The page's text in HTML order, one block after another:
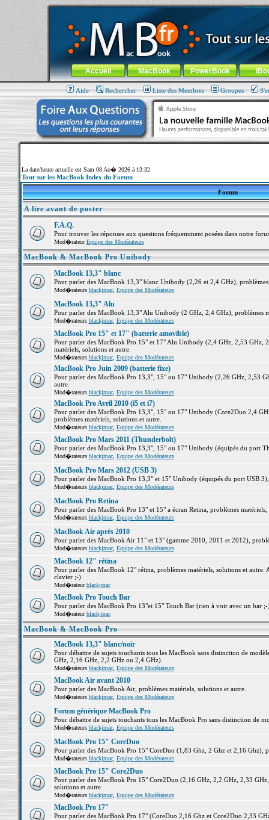
MacBook-fr.com : 100% Apple... 100% nomade !
Aller au contenu-Aller au menu général-Aller au menu de
Menu général
Accueil MacBook PowerBook
Aide Rechercher Liste des Membres Groupes
La date/heure actuelle est Sam 08 Ao� 2026 à 13:32
Tout sur les MacBook Index du Forum
Forum
A lire avant de poster
F.A.Q.
Pour trouver les réponses aux questions fréquemment posées dans notre
Mod�rateurEquipe des Modérateurs
MacBook & MacBook Pro Unibody
MacBook 13,3" blanc
Pour parler des MacBook 13,3" blanc Unibody (2,26 et 2,4 GHz),
Mod�rateurs blackjmac, Equipe des Modérateurs
MacBook 13,3" Alu
Pour parler des MacBook 13,3" Alu Unibody (2 GHz, 2,4 GHz), problèmes
Mod�rateurs blackjmac, Equipe des Modérateurs
MacBook Pro 15" et 17" (batterie amovible)
Pour parler des MacBook Pro 15" et 17" Alu Unibody (2,4 GHz, 2,53 GHz,
matériels, solutions et autre.
Mod�rateurs blackjmac, Equipe des Modérateurs
MacBook Pro Juin 2009 (batterie fixe)
Pour parler des MacBook Pro 13,3", 15" ou 17" Unibody (2,26 GHz, 2,53
autre.
Mod�rateurs blackjmac, Equipe des Modérateurs
MacBook Pro Avril 2010 (i5 et i7)
Pour parler des MacBook Pro 13,3", 15" ou 17" Unibody (Core2Duo 2,4
problèmes matériels, solutions et autre.
Mod�rateurs blackjmac, Equipe des Modérateurs
MacBook Pro Mars 2011 (Thunderbolt)
Pour parler des MacBook Pro 13,3", 15" ou 17" Unibody (équipés du port
Mod�rateurs blackjmac, Equipe des Modérateurs
MacBook Pro Mars 2012 (USB 3)
Pour parler des MacBook Pro 13,3" et 15" Unibody (équipés du port USB
Mod�rateurs blackjmac, Equipe des Modérateurs
MacBook Pro Retina
Pour parler des MacBook Pro 13" et 15" a écran Retina, problèmes matériels,
Mod�rateurs blackjmac, Equipe des Modérateurs
MacBook Air après 2010
Pour parler des MacBook Air 11" et 13" (gamme 2010, 2011 et 2012),
Mod�rateurs blackjmac, Equipe des Modérateurs
MacBook 12" rétina
Pour parler des MacBook 12" rétina, problèmes matériels, solutions et
clavier ;-)
Mod�rateurblackjmac
MacBook Pro Touch Bar
Pour parler des MacBook Pro 13"et 15" Touch Bar (rien à voir avec un bar
Mod�rateurblackjmac
MacBook & MacBook Pro
MacBook 13,3" blanc/noir
Pour débattre de sujets touchants tous les MacBook sans distinction de
GHz, 2,16 GHz, 2,2 GHz ou 2,4 GHz).
Mod�rateurs blackjmac, Equipe des Modérateurs
MacBook Air avant 2010
Pour parler des MacBook Air, problèmes matériels, solutions et autre.
Mod�rateurs blackjmac, Equipe des Modérateurs
Forum générique MacBook Pro
Pour débattre de sujets touchants tous les MacBook Pro sans distinction de
Mod�rateurs blackjmac, Equipe des Modérateurs
MacBook Pro 15" CoreDuo
Pour parler des MacBook Pro 15" CoreDuo (1,83 Ghz, 2 Ghz et 2,16 Ghz),
Mod�rateurs blackjmac, Equipe des Modérateurs
MacBook Pro 15" Core2Duo
Pour parler des MacBook Pro 15" Core2Duo (2,16 GHz, 2,2 GHz, 2,33
solutions et autre.
Mod�rateurs blackjmac, Equipe des Modérateurs
MacBook Pro 17"
Pour parler des MacBook Pro 17" (CoreDuo 2,16 Ghz et Core2Duo 2,33